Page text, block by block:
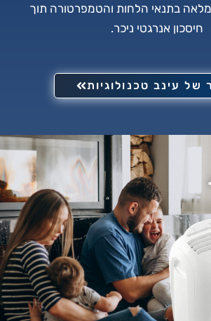
בתנאי הלחות והטמפרטורה תוך
חיסכון אנרגטי ניכר.
של עינב טכנולוגיות